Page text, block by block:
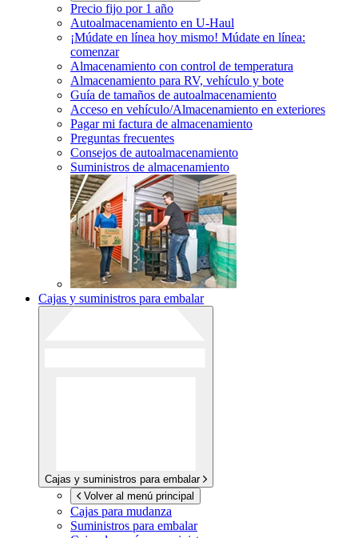
Precio fijo por 1 año
Autoalmacenamiento en U-Haul
¡Múdate en línea hoy mismo! Múdate en línea:
comenzar
Almacenamiento con control de temperatura
Almacenamiento para RV, vehículo y bote
Guía de tamaños de autoalmacenamiento
Acceso en vehículo/Almacenamiento en exteriores
Pagar mi factura de almacenamiento
Preguntas frecuentes
Consejos de autoalmacenamiento
Suministros de almacenamiento
Cajas y suministros para embalar
Cajas y suministros para embalar
Volver al menú principal
Cajas para mudanza
Suministros para embalar